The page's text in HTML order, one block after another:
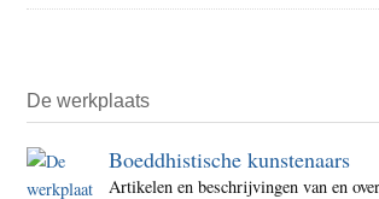
De werkplaats
Boeddhistische kunstenaars
Artikelen en beschrijvingen van en